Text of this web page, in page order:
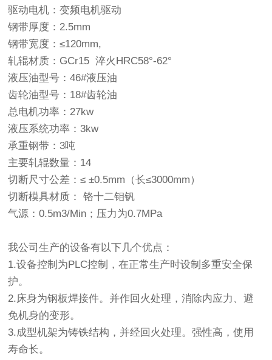
驱动电机：变频电机驱动
钢带厚度：2.5mm
钢带宽度：≤120mm,
轧辊材质：GCr15 淬火HRC58°-62°
液压油型号：46#液压油
齿轮油型号：18#齿轮油
总电机功率：27kw
液压系统功率：3kw
承重钢带：3吨
主要轧辊数量：14
切断尺寸公差：≤ ±0.5mm（长≤3000mm）
切断模具材质： 铬十二钼钒
气源：0.5m3/Min；压力为0.7MPa
我公司生产的设备有以下几个优点：
1.设备控制为PLC控制，在正常生产时设制多重安全保
护。
2.床身为钢板焊接件。并作回火处理，消除内应力、避
免机身的变形。
3.成型机架为铸铁结构，并经回火处理。强性高，使用
寿命长。